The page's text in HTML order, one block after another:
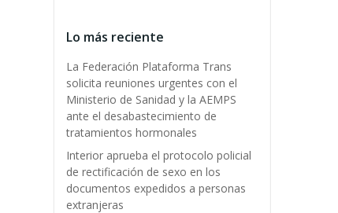
Lo más reciente
La Federación Plataforma Trans
solicita reuniones urgentes con el
Ministerio de Sanidad y la AEMPS
ante el desabastecimiento de
tratamientos hormonales
Interior aprueba el protocolo policial
de rectificación de sexo en los
documentos expedidos a personas
extranjeras